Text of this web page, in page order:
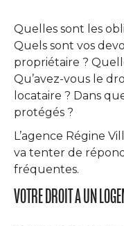
Quelles sont les
Quels sont vos
propriétaire ?
Qu’avez-vous le
locataire ? Dans
protégés ?
L’agence Régine
va tenter de
fréquentes.
VOTRE DROIT A UN